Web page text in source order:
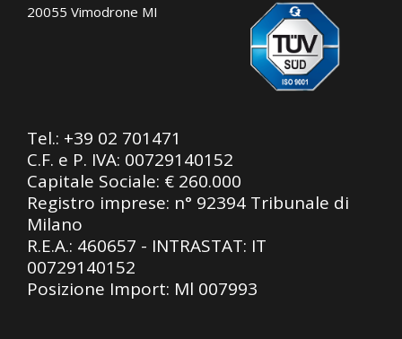
20055 Vimodrone MI
Tel.: +39 02 701471
C.F. e P. IVA: 00729140152
Capitale Sociale: € 260.000
Registro imprese: n° 92394 Tribunale di
Milano
R.E.A.: 460657 - INTRASTAT: IT
00729140152
Posizione Import: Ml 007993